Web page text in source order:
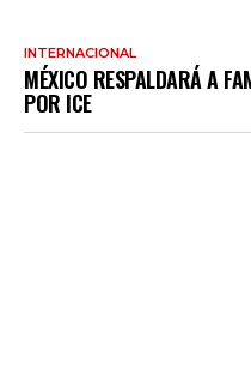
INTERNACIONAL
MÉXICO RESPALDARÁ A
POR ICE